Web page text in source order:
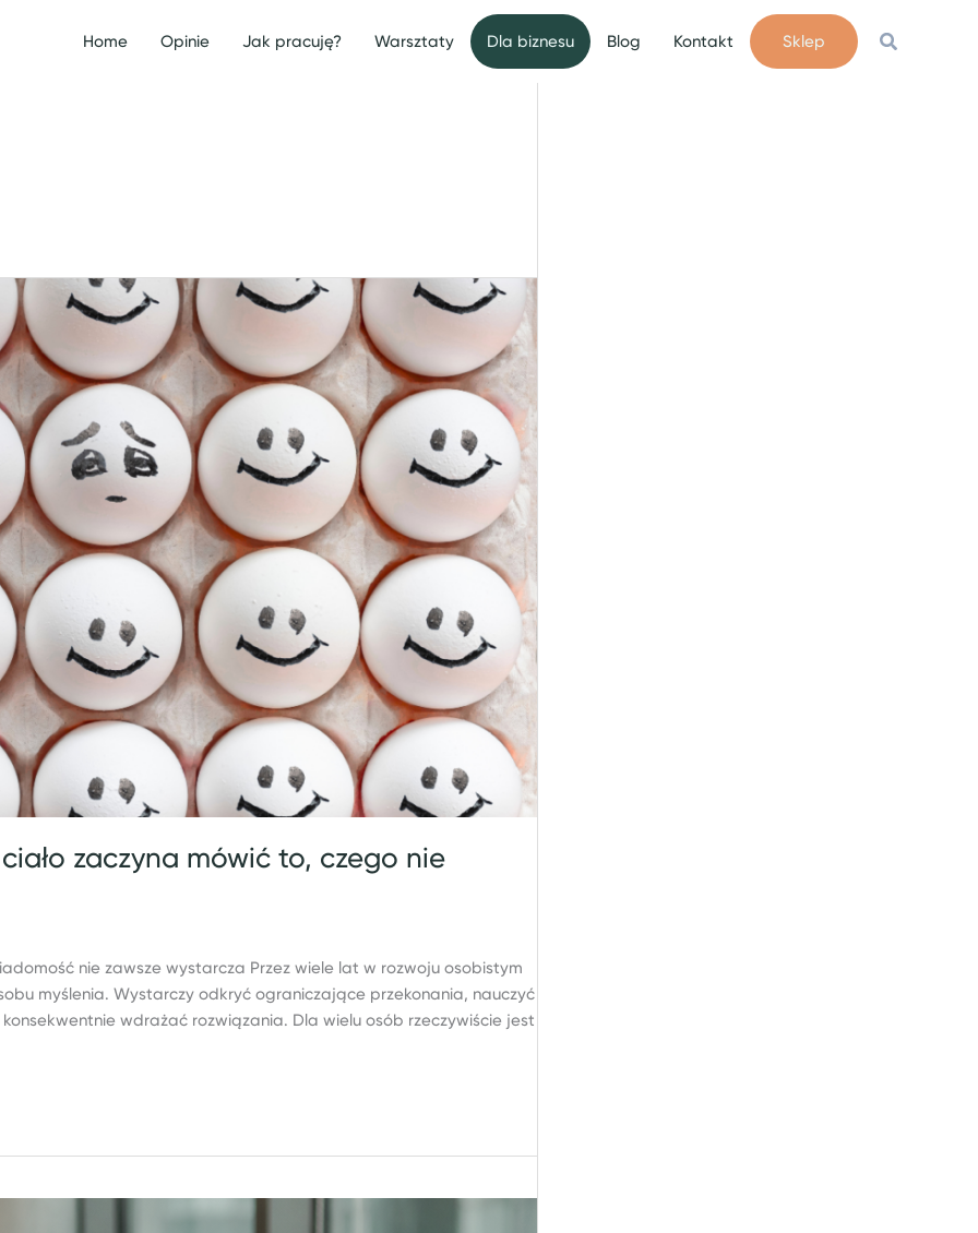
Home Opinie Jak pracuję? Warsztaty Dla biznesu Blog Kontakt Sklep Szukaj
zaczyna mówić to, czego nie
nie zawsze wystarcza Przez wiele lat w rozwoju osobistym
myślenia. Wystarczy odkryć ograniczające przekonania, nauczyć
wdrażać rozwiązania. Dla wielu osób rzeczywiście jest